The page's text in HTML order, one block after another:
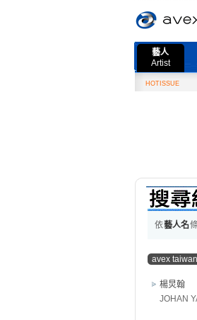
藝人
Artist
HOTISSUE
依藝人名
avex
楊炅翰
JOHAN